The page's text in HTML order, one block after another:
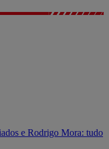
e Rodrigo Mora: tudo